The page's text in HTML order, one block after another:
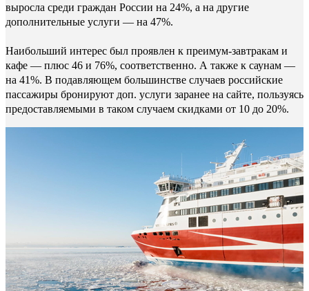
выросла среди граждан России на 24%, а на другие
дополнительные услуги — на 47%.
Наибольший интерес был проявлен к преимум-завтракам и
кафе — плюс 46 и 76%, соответственно. А также к саунам —
на 41%. В подавляющем большинстве случаев российские
пассажиры бронируют доп. услуги заранее на сайте, пользуясь
предоставляемыми в таком случаем скидками от 10 до 20%.